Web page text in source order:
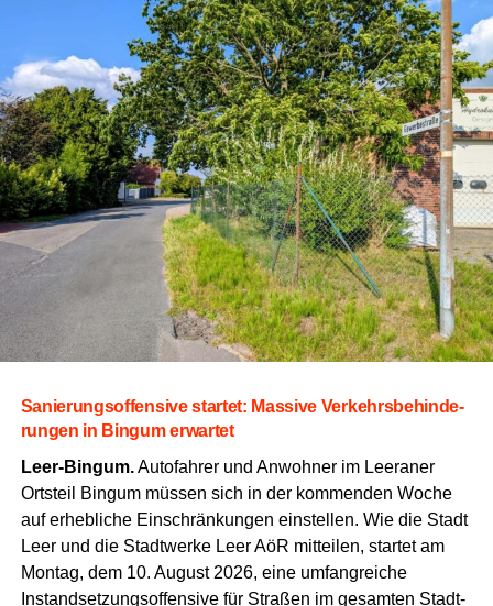
Sanie­rungs­of­fen­si­ve star­tet: Mas­si­ve Ver­kehrs­be­hin­de­
run­gen in Bin­gum erwartet
Leer-Bin­gum.Auto­fah­rer und Anwoh­ner im Leera­ner
Orts­teil Bin­gum müs­sen sich in der kom­men­den Woche
auf erheb­li­che Ein­schrän­kun­gen ein­stel­len. Wie die Stadt
Leer und die Stadt­wer­ke Leer AöR mit­tei­len, star­tet am
Mon­tag, dem 10. August 2026, eine umfang­rei­che
Instand­set­zungs­of­fen­si­ve für Stra­ßen im gesam­ten Stadt­